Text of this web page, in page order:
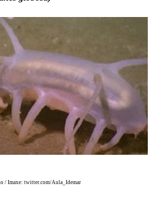
/ Imaxe: twitter.com/Aula_Idemar